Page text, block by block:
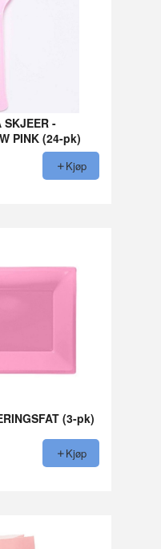
SKJEER -
PINK (24-pk)
Kjøp
(3-pk)
Kjøp